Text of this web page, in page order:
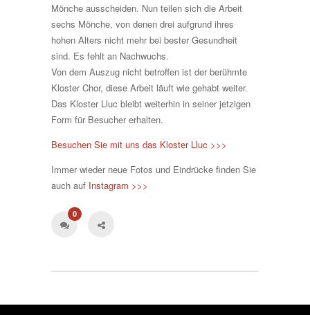
Mönche ausscheiden. Nun teilen sich die Arbeit
sechs Mönche, von denen drei aufgrund ihres
hohen Alters nicht mehr bei bester Gesundheit
sind. Es fehlt an Nachwuchs.
Von dem Auszug nicht betroffen ist der berühmte
Kloster Chor, diese Arbeit läuft wie gehabt weiter.
Das Kloster Lluc bleibt weiterhin in seiner jetzigen
Form für Besucher erhalten.
Besuchen Sie mit uns das Kloster Lluc >>>
Immer wieder neue Fotos und Eindrücke finden Sie
auch auf Instagram >>>
0